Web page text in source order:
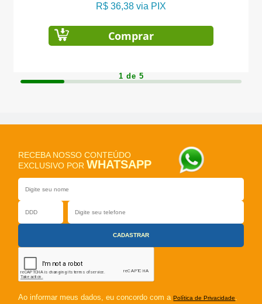
R$ 36,38 via PIX
Comprar
1 de 5
RECEBA NOSSO CONTEÚDO
EXCLUSIVO POR WHATSAPP
Ao informar meus dados, eu concordo com aPolítica de Privacidade.